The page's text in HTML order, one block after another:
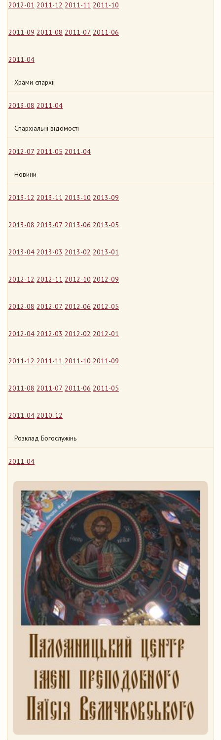
2012-01 2011-12 2011-11 2011-10
2011-09 2011-08 2011-07 2011-06
2011-04
Храми єпархії
2013-08 2011-04
Єпархіальні відомості
2012-07 2011-05 2011-04
Новини
2013-12 2013-11 2013-10 2013-09
2013-08 2013-07 2013-06 2013-05
2013-04 2013-03 2013-02 2013-01
2012-12 2012-11 2012-10 2012-09
2012-08 2012-07 2012-06 2012-05
2012-04 2012-03 2012-02 2012-01
2011-12 2011-11 2011-10 2011-09
2011-08 2011-07 2011-06 2011-05
2011-04 2010-12
Розклад Богослужінь
2011-04